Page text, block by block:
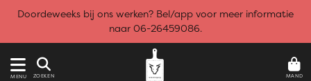
Doordeweeks bij ons werken? Bel/app voor meer informatie
naar 06-26459086.
MENU ZOEKEN MAND